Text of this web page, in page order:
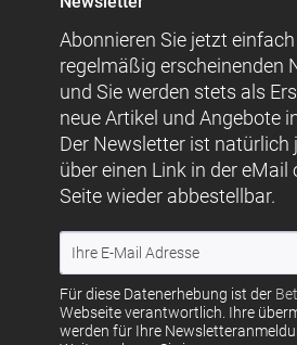
Abonnieren Sie jetzt
regelmäßig erscheinenden
und Sie werden stets als
neue Artikel und Angebote
Der Newsletter ist natürlich
über einen Link in der eMail
Seite wieder abbestellbar.
Für diese Datenerhebung ist der
Webseite verantwortlich. Ihre
werden für Ihre